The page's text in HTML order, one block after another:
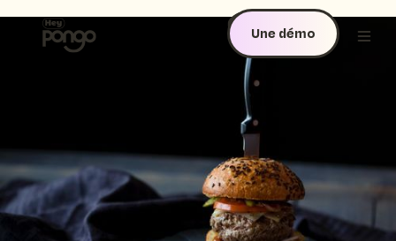
Une démo